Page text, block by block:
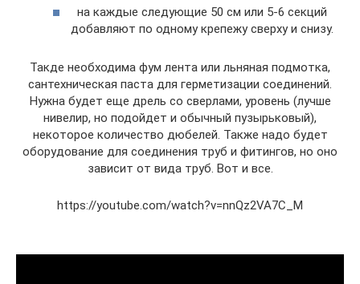
на каждые следующие 50 см или 5-6 секций
добавляют по одному крепежу сверху и снизу.
Такде необходима фум лента или льняная подмотка,
сантехническая паста для герметизации соединений.
Нужна будет еще дрель со сверлами, уровень (лучше
нивелир, но подойдет и обычный пузырьковый),
некоторое количество дюбелей. Также надо будет
оборудование для соединения труб и фитингов, но оно
зависит от вида труб. Вот и все.
https://youtube.com/watch?v=nnQz2VA7C_M